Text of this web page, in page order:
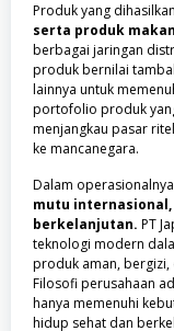
Produk yang
serta produk
berbagai jaringan
produk bernilai
lainnya untuk
portofolio produk
menjangkau pasar
ke mancanegara.
Dalam
mutu
berkelanjutan. PT
teknologi modern
produk aman, bergizi,
Filosofi perusahaan
hanya memenuhi
hidup sehat dan